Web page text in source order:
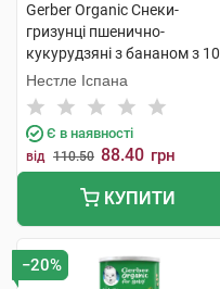
Gerber Organic Снеки-
гризунці пшенично-
кукурудзяні з бананом з 10
місяців 28 г 1 пачка
Нестле Іспана
Є в наявності
від 110.50 88.40 грн
КУПИТИ
−20%